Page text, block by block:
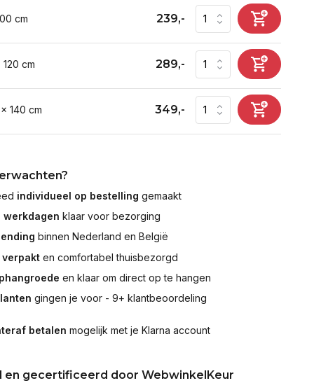
cm 239,-
cm 289,-
140 cm 349,-
individueel op bestelling gemaakt
werkdagen klaar voor bezorging
binnen Nederland en België
en comfortabel thuisbezorgd
en klaar om direct op te hangen
gingen je voor - 9+ klantbeoordeling
betalen mogelijk met je Klarna account
en gecertificeerd door WebwinkelKeur